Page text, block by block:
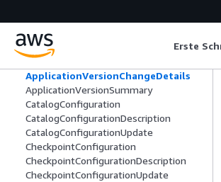
Erste
onDescription
ApplicationSystemRollbackConfigurati
onUpdate
ApplicationVersionChangeDetails
ApplicationVersionSummary
CatalogConfiguration
CatalogConfigurationDescription
CatalogConfigurationUpdate
CheckpointConfiguration
CheckpointConfigurationDescription
CheckpointConfigurationUpdate